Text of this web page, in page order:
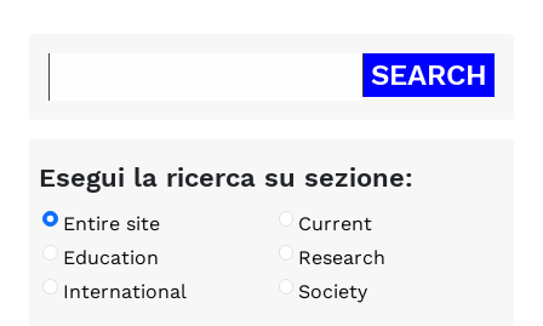
Esegui la ricerca su sezione:
Entire site
Current
Education
Research
International
Society